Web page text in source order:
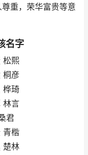
重，荣华富贵等意
名字
松熙
桐彦
桦琦
林言
桑君
青楷
楚林